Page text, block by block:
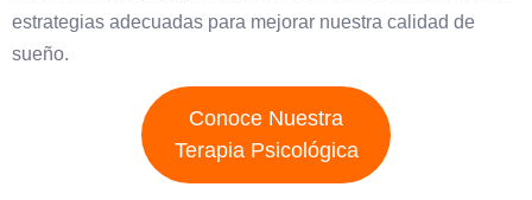
estrategias adecuadas para mejorar nuestra calidad de
sueño.
Conoce Nuestra
Terapia Psicológica